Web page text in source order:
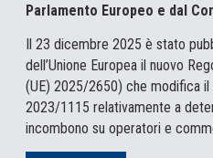
Parlamento Europeo e dal
Il 23 dicembre 2025 è stato
dell’Unione Europea il nuovo
(UE) 2025/2650) che modifica il
2023/1115 relativamente a
incombono su operatori e